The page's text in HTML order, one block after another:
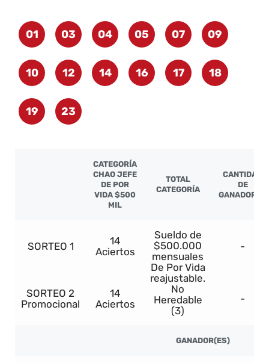
01 03 04 05 07 09
10 12 14 16 17 18
19 23
CATEGORÍA
CHAO JEFE
DE POR
VIDA $500
MIL
TOTAL
CATEGORÍA
CANTIDAD
DE
GANADORES
SORTEO 1
14
Aciertos
Sueldo de
$500.000
mensuales
De Por Vida
reajustable.
No
Heredable
(3)
-
SORTEO 2
Promocional
14
Aciertos
-
GANADOR(ES)